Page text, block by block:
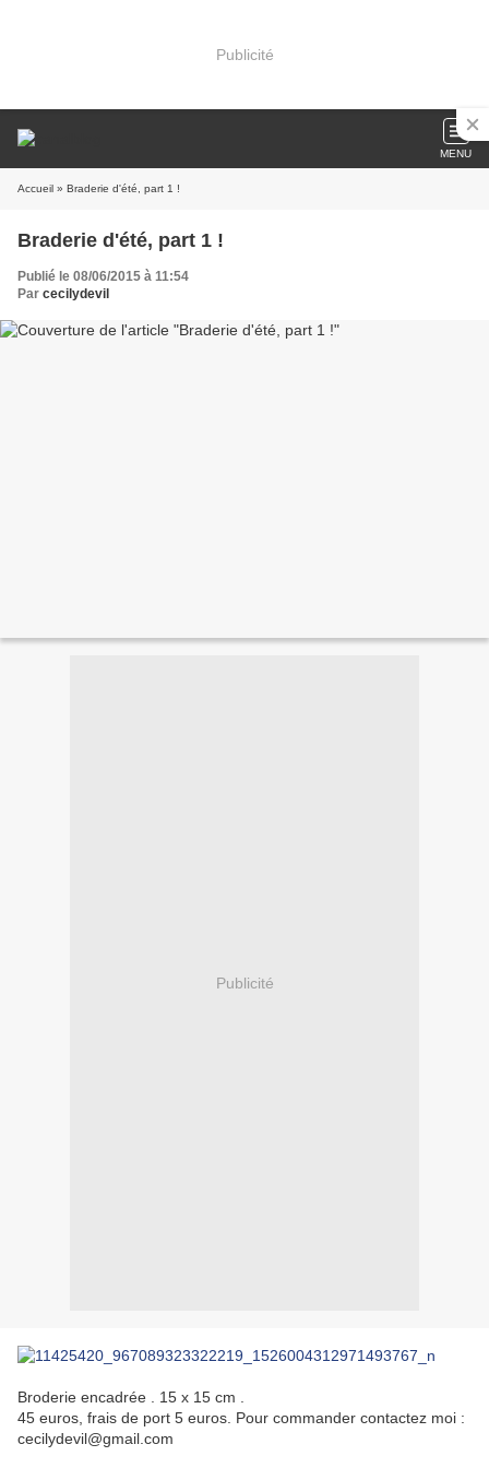
Publicité
MENU
Accueil » Braderie d'été, part 1 !
Braderie d'été, part 1 !
Publié le 08/06/2015 à 11:54
Par cecilydevil
Publicité
Broderie encadrée . 15 x 15 cm .
45 euros, frais de port 5 euros. Pour commander contactez moi :
cecilydevil@gmail.com